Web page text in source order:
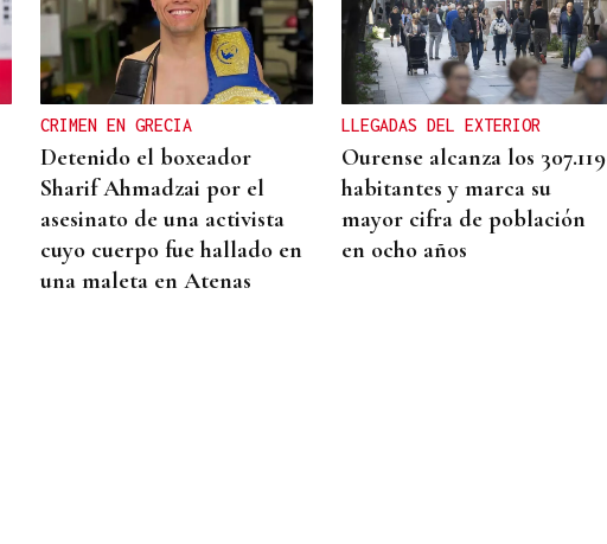
CRIMEN EN GRECIA
Detenido el boxeador
Sharif Ahmadzai por el
asesinato de una activista
cuyo cuerpo fue hallado en
una maleta en Atenas
LLEGADAS DEL EXTERIOR
Ourense alcanza los 307.119
habitantes y marca su
mayor cifra de población
en ocho años